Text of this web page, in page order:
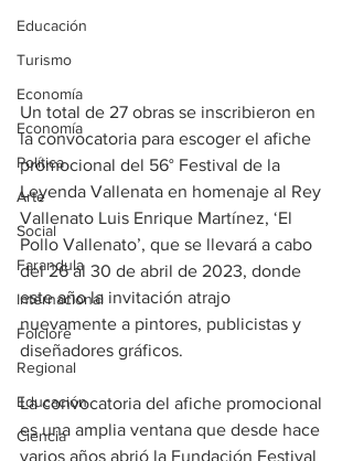
Educación
Turismo
Economía
Economía
Política
Arte
Social
Farandula
Internacional
Folclore
Regional
Educación
Ciencia
Un total de 27 obras se inscribieron en
la convocatoria para escoger el afiche
promocional del 56° Festival de la
Leyenda Vallenata en homenaje al Rey
Vallenato Luis Enrique Martínez, ‘El
Pollo Vallenato’, que se llevará a cabo
del 26 al 30 de abril de 2023, donde
este año la invitación atrajo
nuevamente a pintores, publicistas y
diseñadores gráficos.
La convocatoria del afiche promocional
es una amplia ventana que desde hace
varios años abrió la Fundación Festival